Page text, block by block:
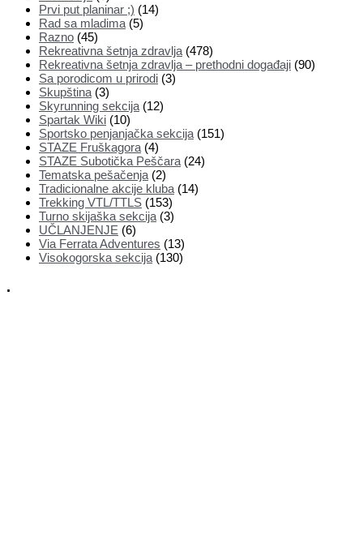
Prvi put planinar ;) (14)
Rad sa mladima (5)
Razno (45)
Rekreativna šetnja zdravlja (478)
Rekreativna šetnja zdravlja – prethodni događaji (90)
Sa porodicom u prirodi (3)
Skupština (3)
Skyrunning sekcija (12)
Spartak Wiki (10)
Sportsko penjanjačka sekcija (151)
STAZE Fruškagora (4)
STAZE Subotička Peščara (24)
Tematska pešačenja (2)
Tradicionalne akcije kluba (14)
Trekking VTL/TTLS (153)
Turno skijaška sekcija (3)
UČLANJENJE (6)
Via Ferrata Adventures (13)
Visokogorska sekcija (130)
.